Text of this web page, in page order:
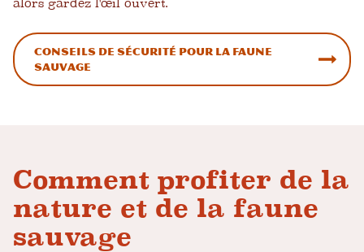
alors gardez l'œil ouvert.
Conseils de sécurité pour la faune
sauvage
Comment profiter de la
nature et de la faune
sauvage